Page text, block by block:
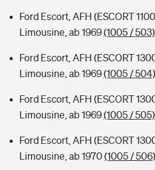
Ford Escort, AFH (ESCORT
Limousine, ab 1969(1005 / 503)
Ford Escort, AFH (ESCORT
Limousine, ab 1969(1005 / 504)
Ford Escort, AFH (ESCORT
Limousine, ab 1969(1005 / 505)
Ford Escort, AFH (ESCORT
Limousine, ab 1970(1005 / 506)